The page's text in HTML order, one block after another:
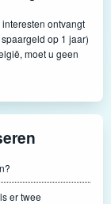
ontvangt
op 1 jaar)
moet u geen
er twee